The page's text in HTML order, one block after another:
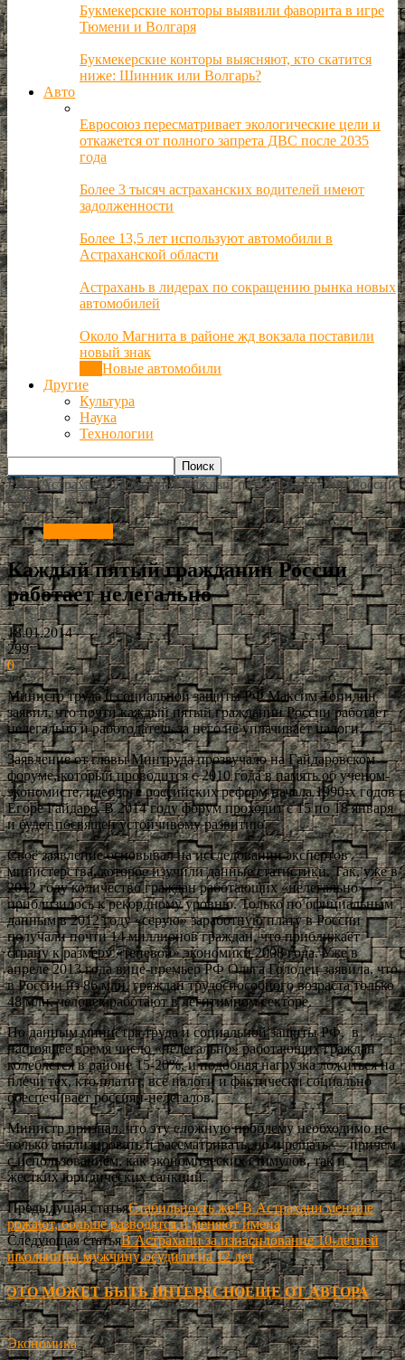
Букмекерские конторы выявили фаворита в игре
Тюмени и Волгаря
Букмекерские конторы выясняют, кто скатится
ниже: Шинник или Волгарь?
Авто
Евросоюз пересматривает экологические цели и
откажется от полного запрета ДВС после 2035
года
Более 3 тысяч астраханских водителей имеют
задолженности
Более 13,5 лет используют автомобили в
Астраханской области
Астрахань в лидерах по сокращению рынка новых
автомобилей
Около Магнита в районе жд вокзала поставили
новый знак
Новые автомобили
Другие
Культура
Наука
Технологии
РИА Астрахань Экономика Каждый пятый гражданин России
работает нелегально
Каждый пятый гражданин России
работает нелегально
18.01.2014
299
0
Министр труда и социальной защиты РФ Максим Топилин
заявил, что почти каждый пятый гражданин России работает
нелегально и работодатель за него не уплачивает налоги.
Заявление от главы Минтруда прозвучало на Гайдаровском
форуме, который проводится с 2010 года в память об ученом-
экономисте, идеологе российских реформ начала 1990-х годов
Егоре Гайдаре. В 2014 году форум проходит с 15 по 18 января
и будет посвящен устойчивому развитию.
Своё заявление основывал на исследовании экспертов
министерства, которое изучили данные статистики. Так, уже в
2012 году количество граждан работающих «нелегально»
приблизилось к рекордному уровню. Только по официальным
данным в 2012 году «серую» заработную плату в России
получали почти 14 миллионов граждан, что приближает
страну к размеру «теневой» экономики 2008 года. Уже в
апреле 2013 года вице-премьер РФ Ольга Голодец заявила, что
в России из 86 млн. граждан трудоспособного возраста только
48 млн. человек работают в легитимном секторе.
По данным министра труда и социальной защиты РФ, в
настоящее время число «нелегально» работающих граждан
колеблется в районе 15-20%, и подобная нагрузка ложиться на
плечи тех, кто платит, все налоги и фактически социально
обеспечивает россиян-нелегалов.
Министр признал, что эту сложную проблему необходимо не
только анализировать и рассматривать, но и решать — причем
с использованием, как экономических стимулов, так и
жестких юридических санкций.
Предыдущая статьяСтабильность же! В Астрахани меньше
рожают, больше разводятся и меняют имена
Следующая статьяВ Астрахани за изнасилование 10-летней
школьницы мужчину осудили на 12 лет
ЭТО МОЖЕТ БЫТЬ ИНТЕРЕСНОЕЩЕ ОТ АВТОРА
Экономика